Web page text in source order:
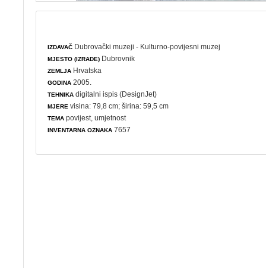
IZDAVAČ Dubrovački muzeji - Kulturno-povijesni muzej
MJESTO (IZRADE) Dubrovnik
ZEMLJA Hrvatska
GODINA 2005.
TEHNIKA digitalni ispis (DesignJet)
MJERE visina: 79,8 cm; širina: 59,5 cm
TEMA povijest ,umjetnost
INVENTARNA OZNAKA 7657